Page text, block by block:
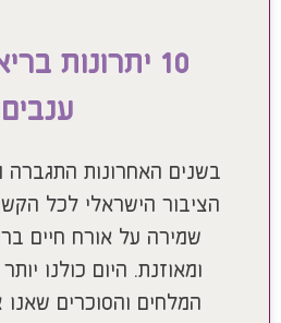
10 יתרונות
ענבים
בשנים האחרונות התגברה
הציבור הישראלי לכל
שמירה על אורח חיים
ומאוזנת. היום כולנו
המלחים והסוכרים שאנו